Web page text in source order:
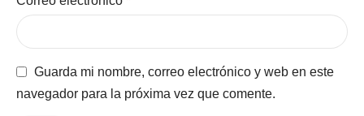
Guarda mi nombre, correo electrónico y web en este
navegador para la próxima vez que comente.